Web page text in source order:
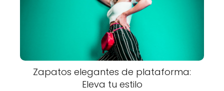
Zapatos elegantes de plataforma:
Eleva tu estilo